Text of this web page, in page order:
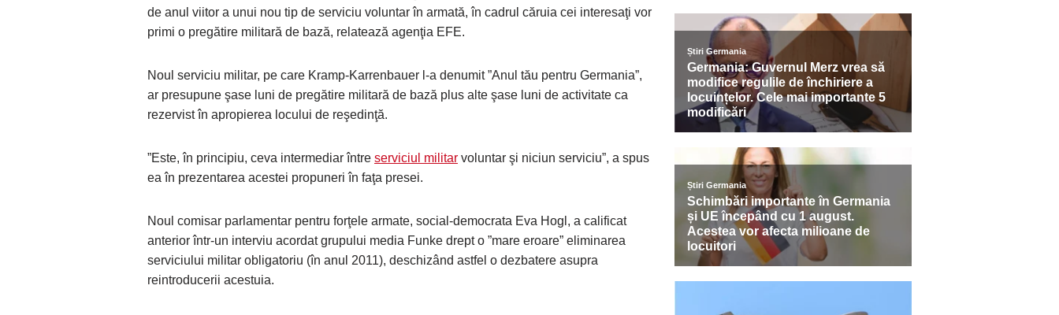
de anul viitor a unui nou tip de serviciu voluntar în armată, în cadrul căruia cei interesaţi vor
primi o pregătire militară de bază, relatează agenţia EFE.
Noul serviciu militar, pe care Kramp-Karrenbauer l-a denumit ”Anul tău pentru Germania”,
ar presupune şase luni de pregătire militară de bază plus alte şase luni de activitate ca
rezervist în apropierea locului de reşedinţă.
”Este, în principiu, ceva intermediar între serviciul militar voluntar şi niciun serviciu”, a spus
ea în prezentarea acestei propuneri în faţa presei.
Noul comisar parlamentar pentru forţele armate, social-democrata Eva Hogl, a calificat
anterior într-un interviu acordat grupului media Funke drept o ”mare eroare” eliminarea
serviciului militar obligatoriu (în anul 2011), deschizând astfel o dezbatere asupra
reintroducerii acestuia.